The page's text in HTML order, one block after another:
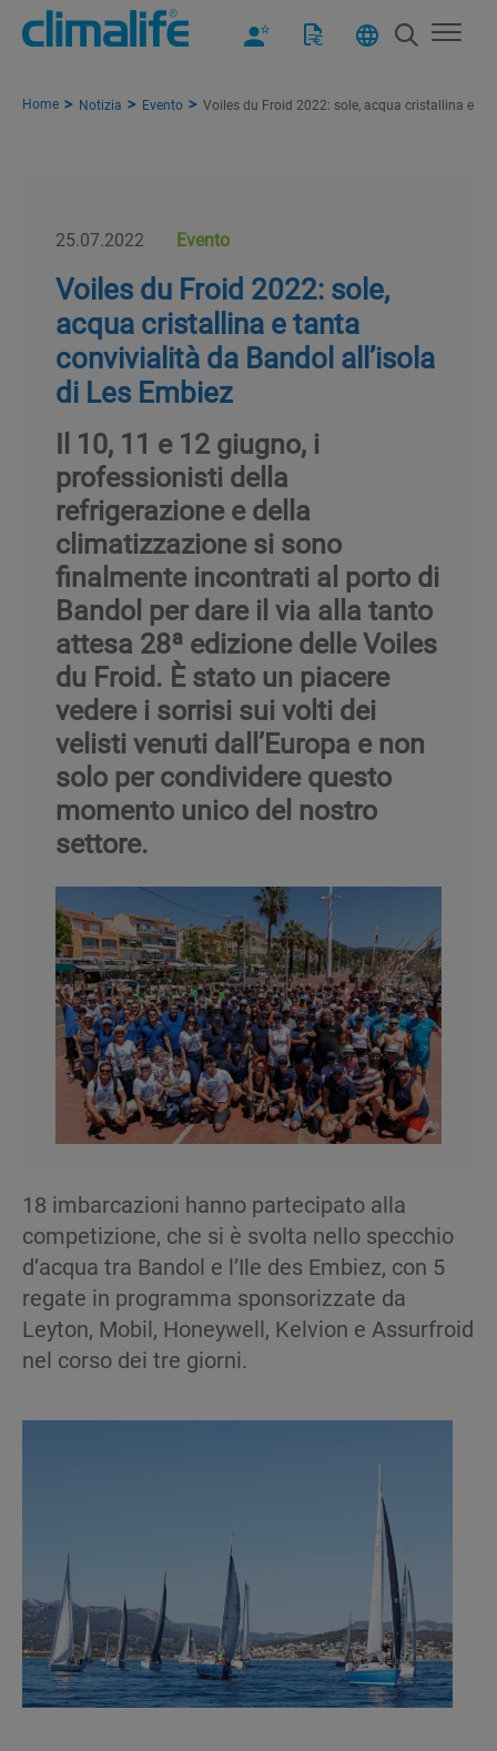
Home Notizia Evento Voiles du Froid 2022: sole, acqua cristallina e
25.07.2022 Evento
Voiles du Froid 2022: sole,
acqua cristallina e tanta
convivialità da Bandol all’isola
di Les Embiez
Il 10, 11 e 12 giugno, i
professionisti della
refrigerazione e della
climatizzazione si sono
finalmente incontrati al porto di
Bandol per dare il via alla tanto
attesa 28ª edizione delle Voiles
du Froid. È stato un piacere
vedere i sorrisi sui volti dei
velisti venuti dall’Europa e non
solo per condividere questo
momento unico del nostro
settore.
18 imbarcazioni hanno partecipato alla
competizione, che si è svolta nello specchio
d’acqua tra Bandol e l’Ile des Embiez, con 5
regate in programma sponsorizzate da
Leyton, Mobil, Honeywell, Kelvion e Assurfroid
nel corso dei tre giorni.